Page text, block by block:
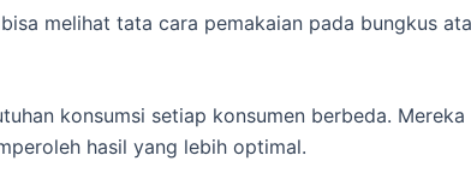
melihat tata cara pemakaian pada bungkus
konsumsi setiap konsumen berbeda.
hasil yang lebih optimal.